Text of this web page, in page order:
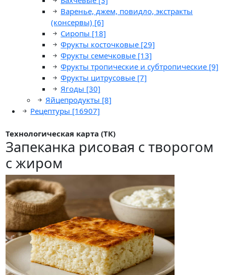
Варенье, джем, повидло, экстракты
(консервы) [6]
Сиропы [18]
Фрукты косточковые [29]
Фрукты семечковые [13]
Фрукты тропические и субтропические [9]
Фрукты цитрусовые [7]
Ягоды [30]
Яйцепродукты [8]
Рецептуры [16907]
Технологическая карта (ТК)
Запеканка рисовая с творогом
с жиром